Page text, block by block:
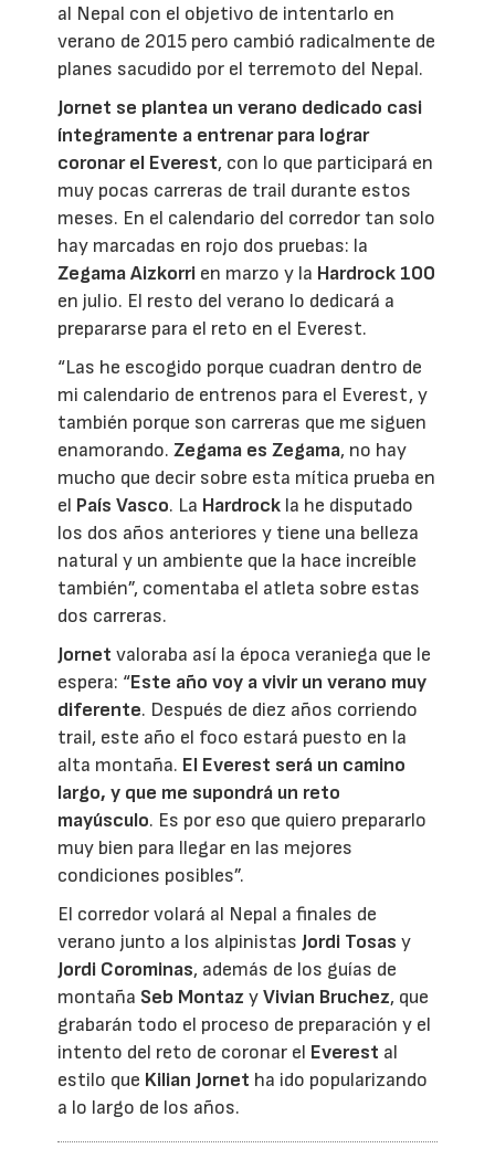
al Nepal con el objetivo de intentarlo en
verano de 2015 pero cambió radicalmente de
planes sacudido por el terremoto del Nepal.
Jornet se plantea un verano dedicado casi
íntegramente a entrenar para lograr
coronar el Everest, con lo que participará en
muy pocas carreras de trail durante estos
meses. En el calendario del corredor tan solo
hay marcadas en rojo dos pruebas: la
Zegama Aizkorri en marzo y la Hardrock 100
en julio. El resto del verano lo dedicará a
prepararse para el reto en el Everest.
“Las he escogido porque cuadran dentro de
mi calendario de entrenos para el Everest, y
también porque son carreras que me siguen
enamorando.Zegama es Zegama, no hay
mucho que decir sobre esta mítica prueba en
el País Vasco. La Hardrock la he disputado
los dos años anteriores y tiene una belleza
natural y un ambiente que la hace increíble
también”, comentaba el atleta sobre estas
dos carreras.
Jornet valoraba así la época veraniega que le
espera: “Este año voy a vivir un verano muy
diferente. Después de diez años corriendo
trail, este año el foco estará puesto en la
alta montaña. El Everest será un camino
largo, y que me supondrá un reto
mayúsculo. Es por eso que quiero prepararlo
muy bien para llegar en las mejores
condiciones posibles”.
El corredor volará al Nepal a finales de
verano junto a los alpinistasJordi Tosas y
Jordi Corominas, además de los guías de
montaña Seb MontazyVivian Bruchez, que
grabarán todo el proceso de preparación y el
intento del reto de coronar el Everest al
estilo que Kilian Jornet ha ido popularizando
a lo largo de los años.